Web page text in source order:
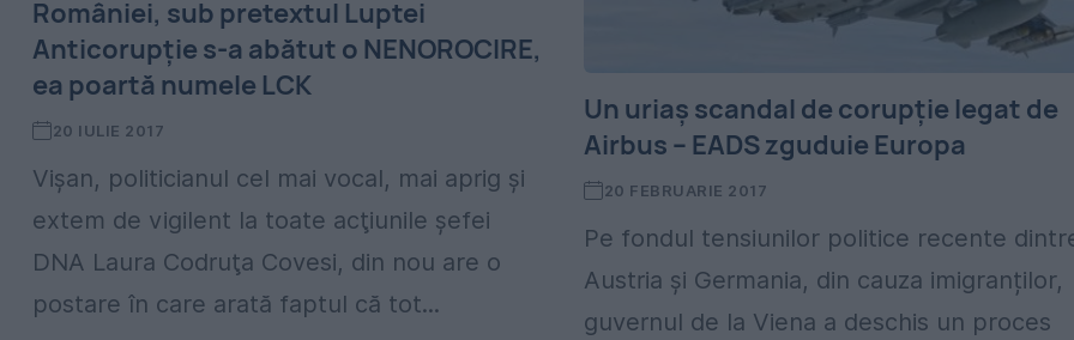
României, sub pretextul Luptei
Anticorupție s-a abătut o NENOROCIRE,
ea poartă numele LCK
20 IULIE 2017
Vişan, politicianul cel mai vocal, mai aprig şi
extem de vigilent la toate acţiunile şefei
DNA Laura Codruţa Covesi, din nou are o
postare în care arată faptul că tot...
Un uriaș scandal de corupție legat de
Airbus – EADS zguduie Europa
20 FEBRUARIE 2017
Pe fondul tensiunilor politice recente
Austria și Germania, din cauza imigranților,
guvernul de la Viena a deschis un proces